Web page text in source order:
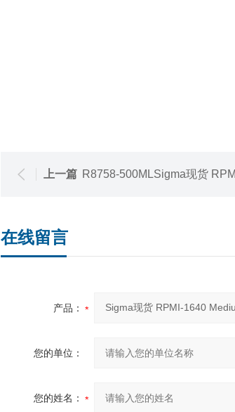
上一篇 R8758-500MLSigma现货 RPMI-1640培养基
在线留言
产品：
您的单位：
您的姓名：